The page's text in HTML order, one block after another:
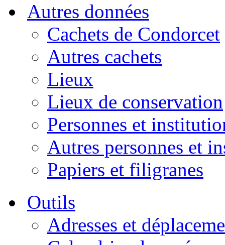
Autres données
Cachets de Condorcet
Autres cachets
Lieux
Lieux de conservation
Personnes et
Autres personnes et
Papiers et filigranes
Outils
Adresses et